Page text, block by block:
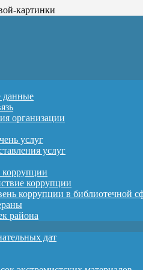
данные
организации
услуг
услуг
коррупции
коррупции
коррупции в библиотечной
района
дат